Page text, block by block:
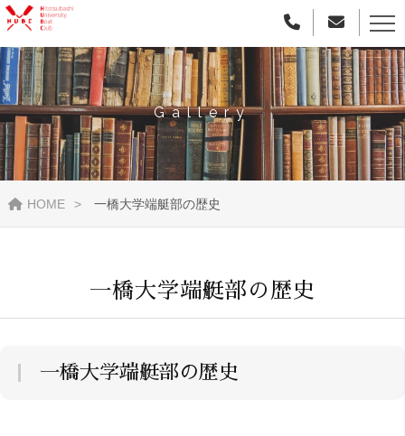
Gallery
HOME 一橋大学端艇部の歴史
一橋大学端艇部の歴史
一橋大学端艇部の歴史